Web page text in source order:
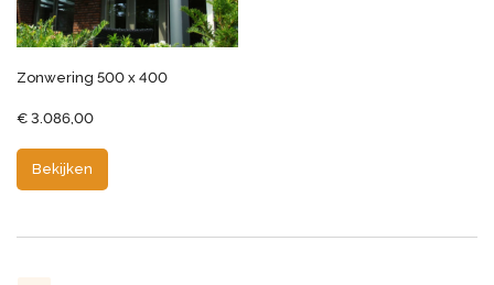
Zonwering 500 x 400
€ 3.086,00
Bekijken